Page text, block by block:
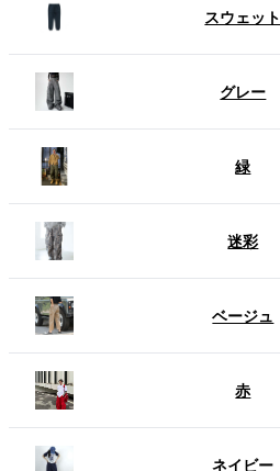
スウェット
グレー
緑
迷彩
ベージュ
赤
ネイビー